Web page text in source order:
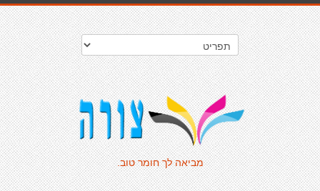
מביאה לך חומר טוב.